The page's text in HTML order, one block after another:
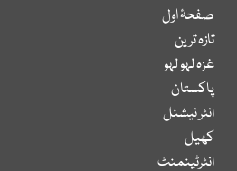
صفحۂ اول
تازہ ترین
غزہ لہو لہو
پاکستان
انٹر نیشنل
کھیل
انٹرٹینمنٹ